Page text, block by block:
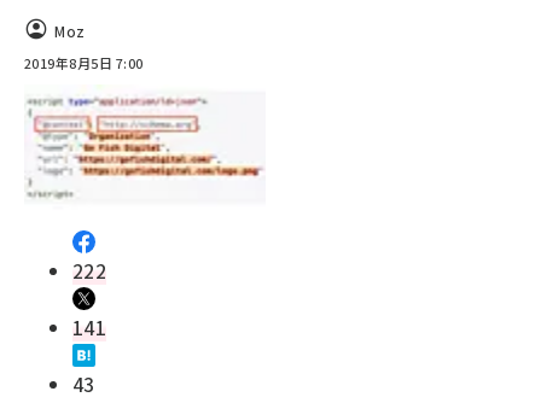
Moz
2019年8月5日 7:00
222
141
43